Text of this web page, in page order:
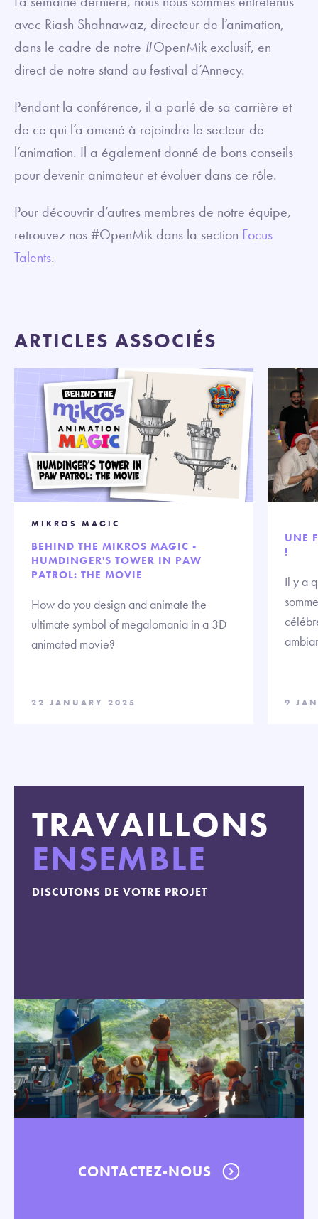
avec Riash Shahnawaz, directeur de l’animation,
dans le cadre de notre #OpenMik exclusif, en
direct de notre stand au festival d’Annecy.
Pendant la conférence, il a parlé de sa carrière et
de ce qui l’a amené à rejoindre le secteur de
l’animation. Il a également donné de bons conseils
pour devenir animateur et évoluer dans ce rôle.
Pour découvrir d’autres membres de notre équipe,
retrouvez nos #OpenMik dans la section Focus
Talents.
ARTICLES ASSOCIÉS
MIKROS MAGIC
BEHIND THE MIKROS MAGIC -
HUMDINGER'S TOWER IN PAW
PATROL: THE MOVIE
How do you design and animate the
ultimate symbol of megalomania in a 3D
animated movie?
22 JANUARY 2025
UNE
!
Il y a
9
TRAVAILLONS
ENSEMBLE
DISCUTONS DE VOTRE PROJET
CONTACTEZ-NOUS